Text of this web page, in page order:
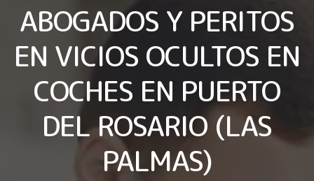
ABOGADOS Y PERITOS
EN VICIOS OCULTOS EN
COCHES EN PUERTO
DEL ROSARIO (LAS
PALMAS)